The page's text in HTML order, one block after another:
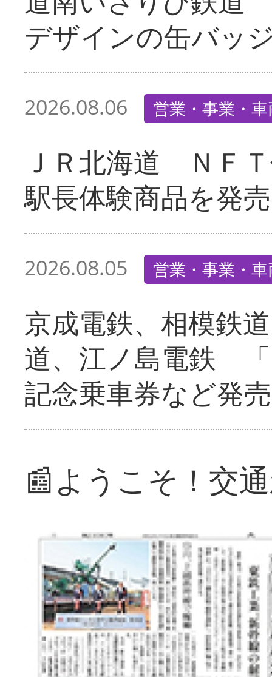
デザインの缶バッ
2026.08.06 営業・事業・
ＪＲ北海道 ＮＦ
駅長体験商品を発売
2026.08.05 営業・事業・
京成電鉄、相模鉄
道、江ノ島電鉄
記念乗車券など発売
📰ようこそ！交